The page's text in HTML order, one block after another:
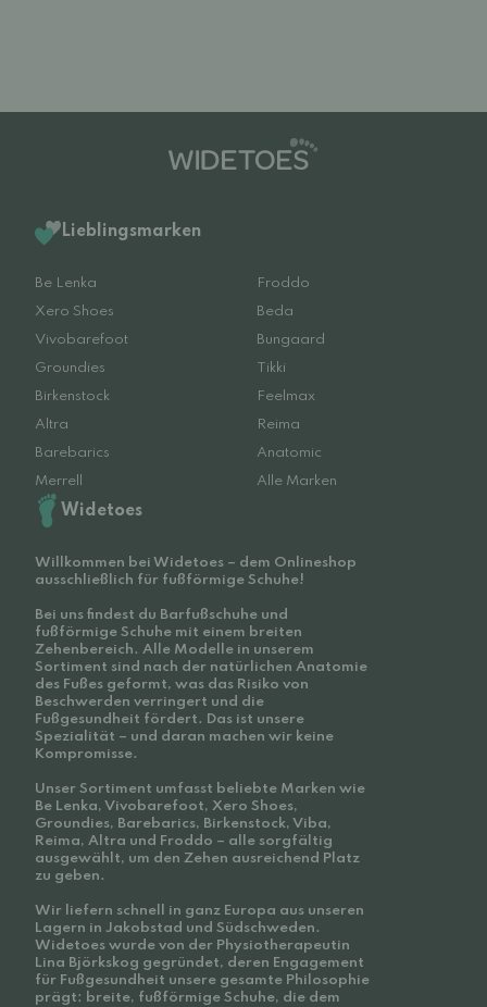
Lieblingsmarken
Be Lenka
Froddo
Xero Shoes
Beda
Vivobarefoot
Bungaard
Groundies
Tikki
Birkenstock
Feelmax
Altra
Reima
Barebarics
Anatomic
Merrell
Alle Marken
Widetoes
Willkommen bei Widetoes – dem Onlineshop
ausschließlich für fußförmige Schuhe!
Bei uns findest du Barfußschuhe und
fußförmige Schuhe mit einem breiten
Zehenbereich. Alle Modelle in unserem
Sortiment sind nach der natürlichen Anatomie
des Fußes geformt, was das Risiko von
Beschwerden verringert und die
Fußgesundheit fördert. Das ist unsere
Spezialität – und daran machen wir keine
Kompromisse.
Unser Sortiment umfasst beliebte Marken wie
Be Lenka, Vivobarefoot, Xero Shoes,
Groundies, Barebarics, Birkenstock, Viba,
Reima, Altra und Froddo – alle sorgfältig
ausgewählt, um den Zehen ausreichend Platz
zu geben.
Wir liefern schnell in ganz Europa aus unseren
Lagern in Jakobstad und Südschweden.
Widetoes wurde von der Physiotherapeutin
Lina Björkskog gegründet, deren Engagement
für Fußgesundheit unsere gesamte Philosophie
prägt: breite, fußförmige Schuhe, die dem